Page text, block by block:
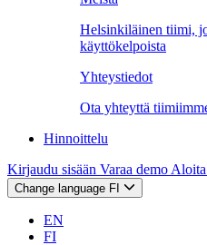
Helsinkiläinen tiimi,
käyttökelpoista
Yhteystiedot
Ota yhteyttä
Hinnoittelu
Kirjaudu sisään Varaa demo Aloita
Change language FI
EN
FI